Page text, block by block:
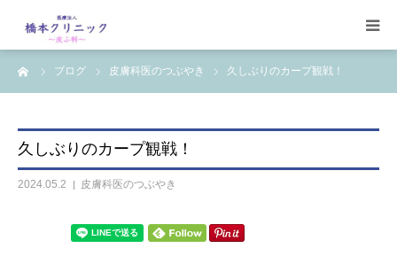
ブログ 皮膚科医のつぶやき 久しぶりのカープ観戦！
久しぶりのカープ観戦！
2024.05.2 皮膚科医のつぶやき
受診案内
治療案内
【コラム】